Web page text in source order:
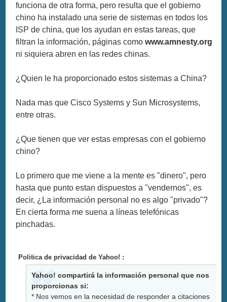
funciona de otra forma, pero resulta que el gobierno
chino ha instalado una serie de sistemas en todos los
ISP de china, que los ayudan en estas tareas, que
filtran la información, páginas comowww.amnesty.org
ni siquiera abren en las redes chinas.
¿Quien le ha proporcionado estos sistemas a China?
Nada mas que Cisco Systems y Sun Microsystems,
entre otras.
¿Que tienen que ver estas empresas con el gobierno
chino?
Lo primero que me viene a la mente es "dinero", pero
hasta que punto estan dispuestos a "vendernos", es
decir, ¿La información personal no es algo "privado"?
En cierta forma me suena a líneas telefónicas
pinchadas.
Politica de privacidad de Yahoo! :
Yahoo! compartirá la información personal que nos
proporcionas si:
* Nos vemos en la necesidad de responder a citaciones